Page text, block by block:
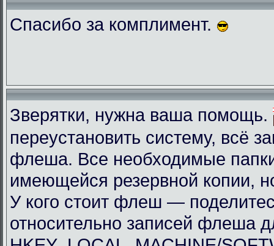
Спасибо за комплимент.
Зверятки, нужна ваша помощь.
переустановить систему, всё
флеша. Все необходимые
имеющейся резервной копии,
У кого стоит флеш —
относительно записей флеша